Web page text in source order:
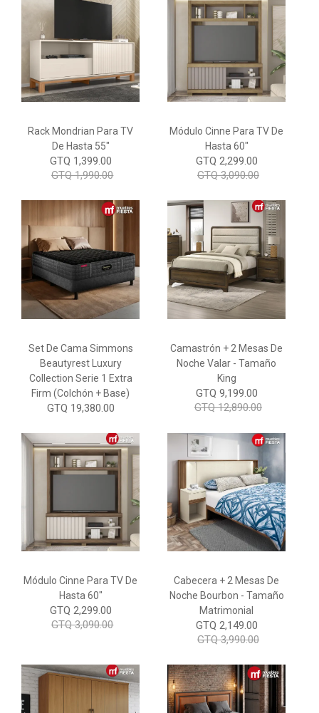
Rack Mondrian Para TV
De Hasta 55"
GTQ 1,399.00
GTQ 1,990.00
Módulo Cinne Para TV De
Hasta 60"
GTQ 2,299.00
GTQ 3,090.00
Set De Cama Simmons
Beautyrest Luxury
Collection Serie 1 Extra
Firm (Colchón + Base)
GTQ 19,380.00
Camastrón + 2 Mesas De
Noche Valar - Tamaño
King
GTQ 9,199.00
GTQ 12,890.00
Módulo Cinne Para TV De
Hasta 60"
GTQ 2,299.00
GTQ 3,090.00
Cabecera + 2 Mesas De
Noche Bourbon - Tamaño
Matrimonial
GTQ 2,149.00
GTQ 3,990.00